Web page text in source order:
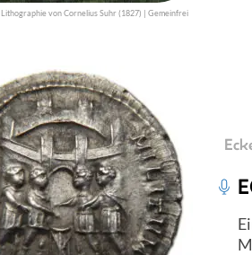
Lithographie von Cornelius Suhr (1827) | Gemeinfrei